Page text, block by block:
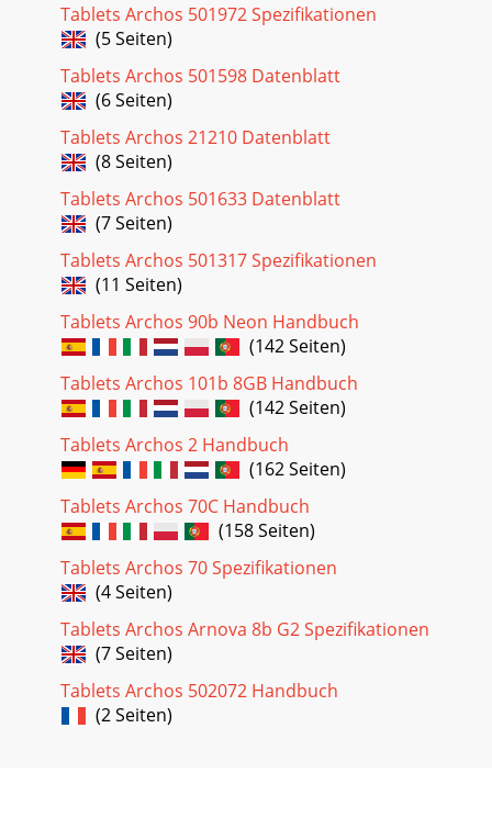
Tablets Archos 501972 Spezifikationen
(5 Seiten)
Tablets Archos 501598 Datenblatt
(6 Seiten)
Tablets Archos 21210 Datenblatt
(8 Seiten)
Tablets Archos 501633 Datenblatt
(7 Seiten)
Tablets Archos 501317 Spezifikationen
(11 Seiten)
Tablets Archos 90b Neon Handbuch
(142 Seiten)
Tablets Archos 101b 8GB Handbuch
(142 Seiten)
Tablets Archos 2 Handbuch
(162 Seiten)
Tablets Archos 70C Handbuch
(158 Seiten)
Tablets Archos 70 Spezifikationen
(4 Seiten)
Tablets Archos Arnova 8b G2 Spezifikationen
(7 Seiten)
Tablets Archos 502072 Handbuch
(2 Seiten)